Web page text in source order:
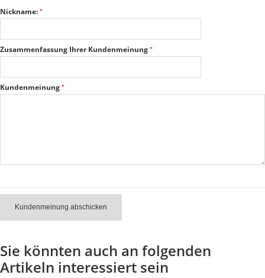
Nickname:
Zusammenfassung Ihrer Kundenmeinung
Kundenmeinung
Kundenmeinung abschicken
Sie könnten auch an folgenden
Artikeln interessiert sein